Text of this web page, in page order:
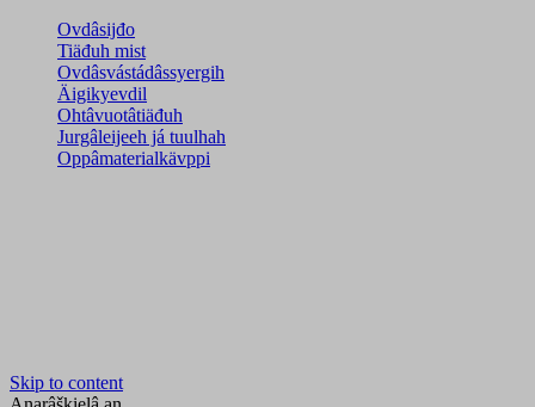
Ovdâsijđo
Tiäđuh mist
Ovdâsvástádâssyergih
Äigikyevdil
Ohtâvuotâtiäđuh
Jurgâleijeeh já tuulhah
Oppâmaterialkävppi
Skip to content